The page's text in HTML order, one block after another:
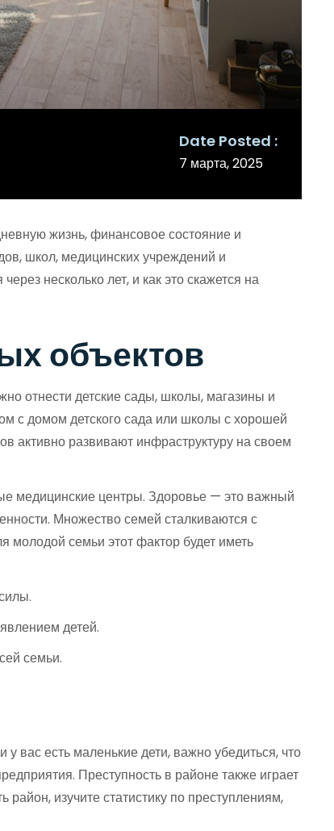
Date Posted
7 марта, 2025
жизнь, финансовое состояние и
школ, медицинских учреждений и
несколько лет, и как это скажется на
объектов
отнести детские сады, школы, магазины и
с домом детского сада или школы с хорошей
активно развивают инфраструктуру на своем
медицинские центры. Здоровье — это важный
Множество семей сталкиваются с
молодой семьи этот фактор будет иметь
детей.
семьи.
есть маленькие дети, важно убедиться, что
Преступность в районе также играет
изучите статистику по преступлениям,